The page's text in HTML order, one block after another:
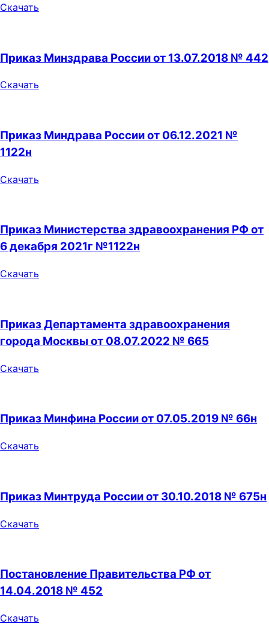
Скачать
Приказ Минздрава России от 13.07.2018 № 442
Скачать
Приказ Миндрава России от 06.12.2021 №
1122н
Скачать
Приказ Министерства здравоохранения РФ от
6 декабря 2021г №1122н
Скачать
Приказ Департамента здравоохранения
города Москвы от 08.07.2022 № 665
Скачать
Приказ Минфина России от 07.05.2019 № 66н
Скачать
Приказ Минтруда России от 30.10.2018 № 675н
Скачать
Постановление Правительства РФ от
14.04.2018 № 452
Скачать